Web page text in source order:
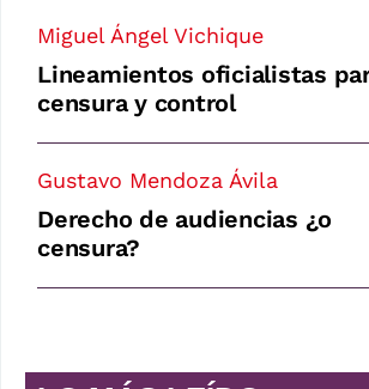
Miguel Ángel Vichique
Lineamientos oficialistas
censura y control
Gustavo Mendoza Ávila
Derecho de audiencias ¿o
censura?